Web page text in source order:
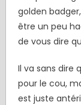
golden
être un peu
de vous dire
Il va sans dire
pour le cou,
est juste